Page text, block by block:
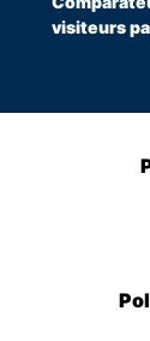
visiteurs